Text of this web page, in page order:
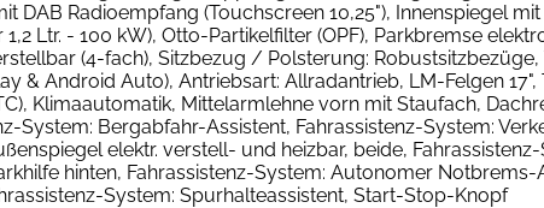
DAB Radioempfang (Touchscreen 10,25"), Innenspiegel
Ltr. - 100 kW), Otto-Partikelfilter (OPF), Parkbremse
(4-fach), Sitzbezug / Polsterung:
& Android Auto), Antriebsart: Allradantrieb, LM-Felgen
Klimaautomatik, Mittelarmlehne vorn mit Staufach,
System: Bergabfahr-Assistent, Fahrassistenz-System:
elektr. verstell- und heizbar, beide,
hinten, Fahrassistenz-System: Autonomer
System: Spurhalteassistent, Start-Stop-Knopf